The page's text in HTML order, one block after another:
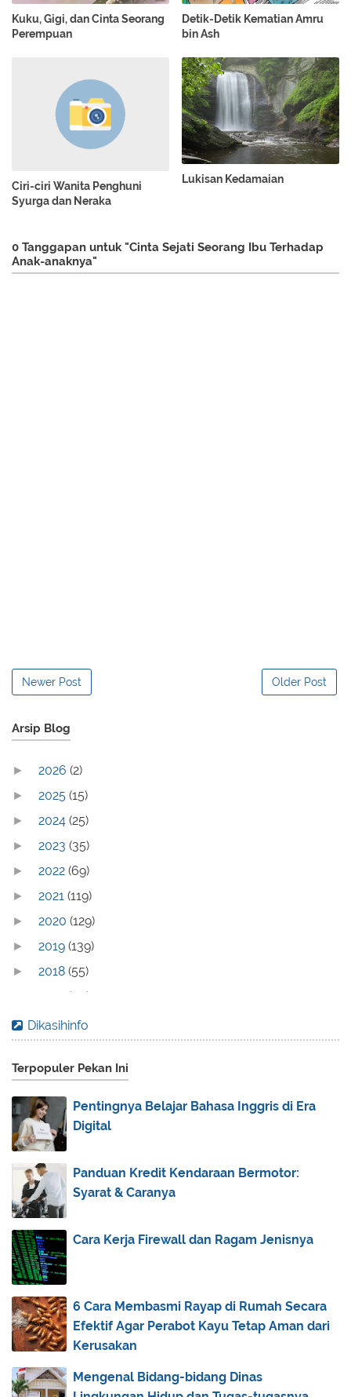
Kuku, Gigi, dan Cinta Seorang
Perempuan
Detik-Detik Kematian Amru
bin Ash
Ciri-ciri Wanita Penghuni
Syurga dan Neraka
Lukisan Kedamaian
0 Tanggapan untuk "Cinta Sejati Seorang Ibu Terhadap
Anak-anaknya"
Newer Post Older Post
Arsip Blog
► 2026 (2)
► 2025 (15)
► 2024 (25)
► 2023 (35)
► 2022 (69)
► 2021 (119)
► 2020 (129)
► 2019 (139)
► 2018 (55)
(70)
► 2016(83)
► 2014(44)
► 2013
► 2012 (40)
▼ 2011
► December(6)
► November(18)
▼ July
Kelas XI Bab 1: Q.S. Al-Baqarah, 2: 148 dan Surah ...
Kelas X Bab 1: Q.S. Al-Baqarah, 2: 30, Al-Mu’minūn...
Sirah Nabi Muhammad: Bersama Khadijah
Siksa Demi Siksaan Nabi
Menyembelih Karena Allah, Allah Anugerahkan
Menjelang Wahyu Tiba
Dikasihinfo
Terpopuler Pekan Ini
Pentingnya Belajar Bahasa Inggris di Era
Digital
Panduan Kredit Kendaraan Bermotor:
Syarat & Caranya
Cara Kerja Firewall dan Ragam Jenisnya
6 Cara Membasmi Rayap di Rumah Secara
Efektif Agar Perabot Kayu Tetap Aman dari
Kerusakan
Mengenal Bidang-bidang Dinas